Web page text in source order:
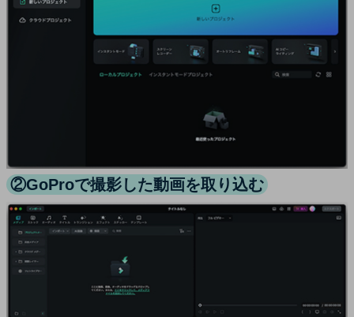
②GoProで撮影した動画を取り込む